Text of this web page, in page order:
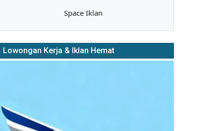
Space Iklan
Lowongan Kerja & Iklan Hemat